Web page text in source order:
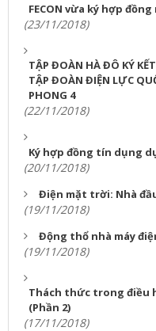
FECON vừa ký hợp
(23/11/2018)
TẬP ĐOÀN HÀ ĐÔ KÝ
TẬP ĐOÀN ĐIỆN LỰC
PHONG 4
(22/11/2018)
Ký hợp đồng tín dụng
(20/11/2018)
Điện mặt trời: Nhà
(19/11/2018)
Động thổ nhà máy
(19/11/2018)
Thách thức trong điều
(Phần 2)
(17/11/2018)